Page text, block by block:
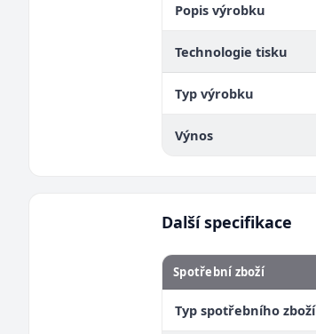
Popis výrobku
Technologie tisku
Typ výrobku
Výnos
Další specifikace
Spotřební zboží
Typ spotřebního zboží